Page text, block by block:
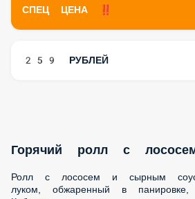
СПЕЦ ЦЕНА ‼️
259 РУБЛЕЙ
Горячий ролл с лососем
Ролл с лососем и сырным соусом,
обжаренный в панировке, полит